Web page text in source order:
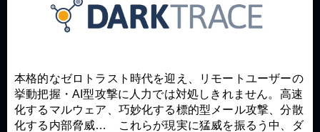
本格的なゼロトラスト時代を迎え、リモートユーザーの
挙動把握・AI型攻撃に人力では対処しきれません。高速
化するマルウェア、巧妙化する標的型メール攻撃、分散
化する内部脅威… これらが現実に猛威を振るう中、ダ